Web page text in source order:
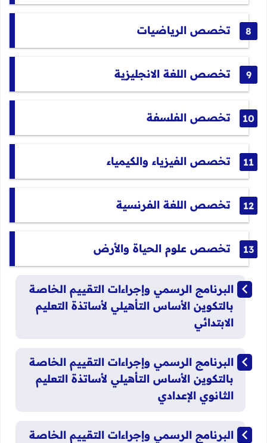
تخصص الرياضيات
تخصص اللغة الانجليزية
تخصص الفلسفة
تخصص الفيزياء والكيمياء
تخصص اللغة الفرنسية
تخصص علوم الحياة والأرض
البرنامج الرسمي وإجراءات التقييم الخاصة
بالتكوين الأساس التأهيلي لأساتذة التعليم
الابتدائي
البرنامج الرسمي وإجراءات التقييم الخاصة
بالتكوين الأساس التأهيلي لأساتذة التعليم
الثانوي الإعدادي
البرنامج الرسمي وإجراءات التقييم الخاصة